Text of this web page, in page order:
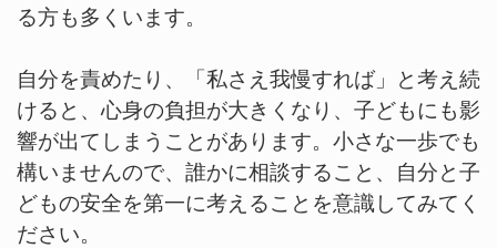
る方も多くいます。
自分を責めたり、「私さえ我慢すれば」と考え続
けると、心身の負担が大きくなり、子どもにも影
響が出てしまうことがあります。小さな一歩でも
構いませんので、誰かに相談すること、自分と子
どもの安全を第一に考えることを意識してみてく
ださい。